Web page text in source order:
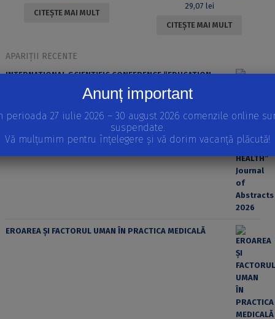
CITEȘTE MAI MULT
29,07 lei
CITEȘTE MAI MULT
APARIȚII RECENTE
INTERNATIONAL SCIENTIFIC CONFERENCE “EDUCATION,
SPORT AND HEALTH” Journal of Abstracts 2026
EROAREA ȘI FACTORUL UMAN ÎN PRACTICA MEDICALĂ
Anunț important
perioada 27 iulie 2026 – 30 august 2026 comenzile online
suspendate.
Vă mulțumim pentru înțelegere și vă dorim vacanță plăcută!